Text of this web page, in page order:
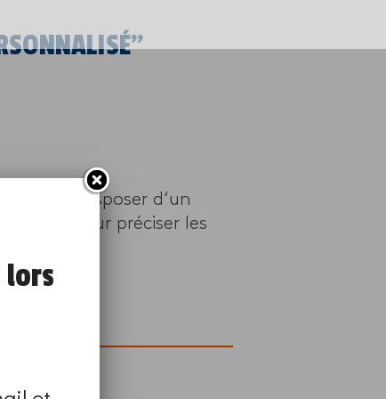
devez disposer d‘un
vous pour préciser les
lors